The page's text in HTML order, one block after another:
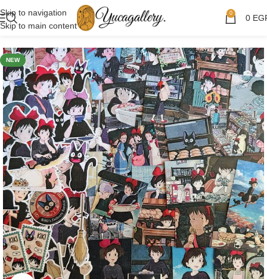
Skip to navigation
Skip to main content
0 0
NEW